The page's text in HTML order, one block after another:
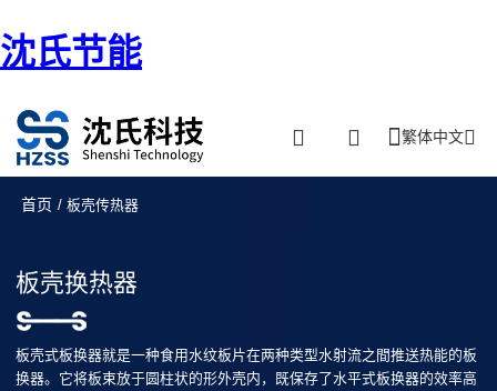
沈氏节能
繁体中文
首页 / 板壳传热器
板壳换热器
板壳式板换器就是一种食用水纹板片在两种类型水射流之間推送热能的板
换器。它将板束放于圆柱状的形外壳内，既保存了水平式板换器的效率高